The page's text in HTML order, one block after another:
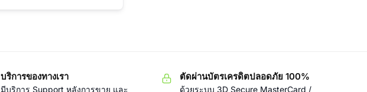
บริการของทางเรา
มีบริการ Support หลังการขาย และ
ตัดผ่านบัตรเครดิตปลอดภัย 100%
ด้วยระบบ 3D Secure MasterCard /